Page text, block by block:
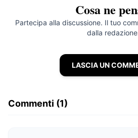
Cosa ne
Partecipa alla discussione. Il tuo
dalla
LASCIA UN
Commenti (1)